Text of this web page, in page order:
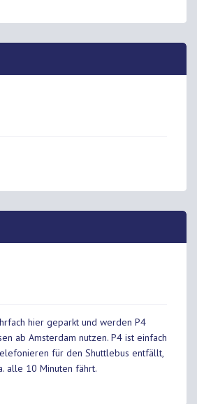
hier geparkt und werden P4
ab Amsterdam nutzen. P4 ist einfach
für den Shuttlebus entfällt,
alle 10 Minuten fährt.